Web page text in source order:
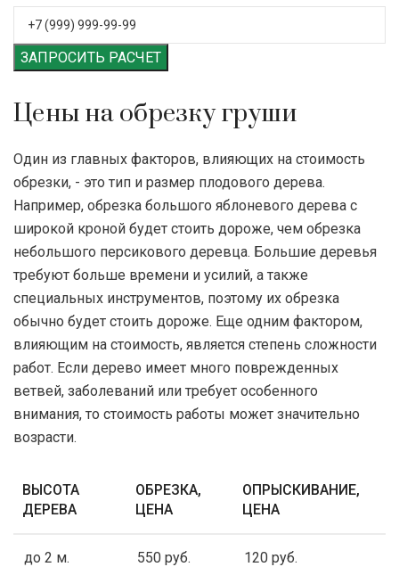
ЗАПРОСИТЬ РАСЧЕТ
Цены на обрезку груши
Один из главных факторов, влияющих на стоимость
обрезки, - это тип и размер плодового дерева.
Например, обрезка большого яблоневого дерева с
широкой кроной будет стоить дороже, чем обрезка
небольшого персикового деревца. Большие деревья
требуют больше времени и усилий, а также
специальных инструментов, поэтому их обрезка
обычно будет стоить дороже. Еще одним фактором,
влияющим на стоимость, является степень сложности
работ. Если дерево имеет много поврежденных
ветвей, заболеваний или требует особенного
внимания, то стоимость работы может значительно
возрасти.
ВЫСОТА
ДЕРЕВА
ОБРЕЗКА,
ЦЕНА
ОПРЫСКИВАНИЕ,
ЦЕНА
до 2 м. 550 руб. 120 руб.